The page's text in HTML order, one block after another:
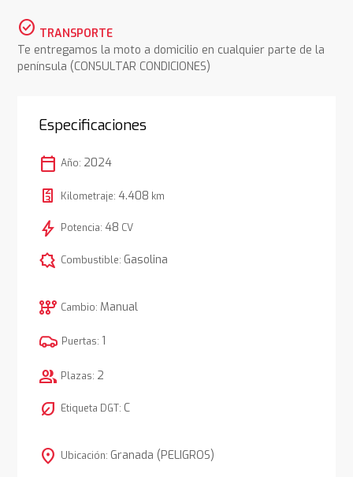
check_circle TRANSPORTE
Te entregamos la moto a domicilio en cualquier parte de la
península (CONSULTAR CONDICIONES)
Especificaciones
calendar_today Año: 2024
Kilometraje: 4.408 km
bolt Potencia: 48 CV
comic_bubble Combustible: Gasolina
auto_transmission Cambio: Manual
Puertas: 1
group Plazas: 2
nest_eco_leaf Etiqueta DGT: C
location_on Ubicación: Granada (PELIGROS)